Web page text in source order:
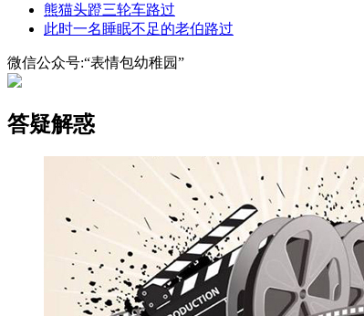
熊猫头蹬三轮车路过
此时一名睡眠不足的老伯路过
微信公众号:“表情包幼稚园”
答疑解惑